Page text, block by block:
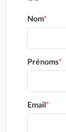
Nom*
Prénoms*
Email*